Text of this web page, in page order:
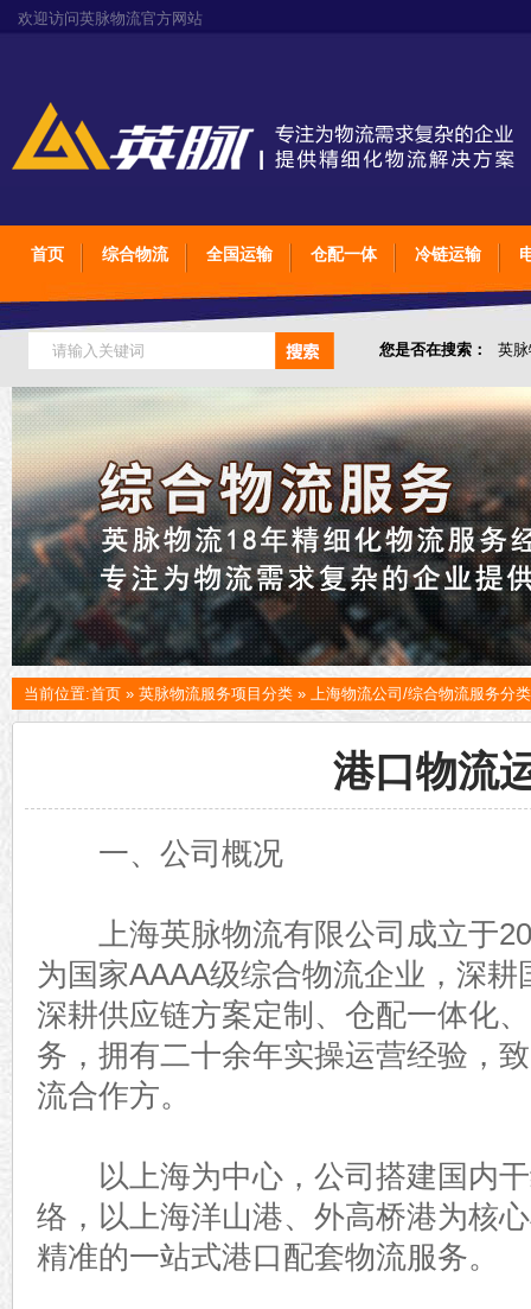
欢迎访问英脉物流官方网站
首页 综合物流 全国运输 仓配一体 冷链运输
您是否在搜索： 英
仓储综合专业定制物
当前位置:首页 » 英脉物流服务项目分类 » 上海物流公司/综合物流服务分类
港口物流
一、公司概况
上海英脉物流有限公司成立于
为国家AAAA级综合物流企业，深
深耕供应链方案定制、仓配一体化
务，拥有二十余年实操运营经验，
流合作方。
以上海为中心，公司搭建国内干
络，以上海洋山港、外高桥港为核
精准的一站式港口配套物流服务。